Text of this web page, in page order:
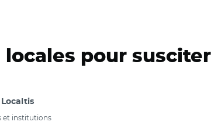
pour
et institutions